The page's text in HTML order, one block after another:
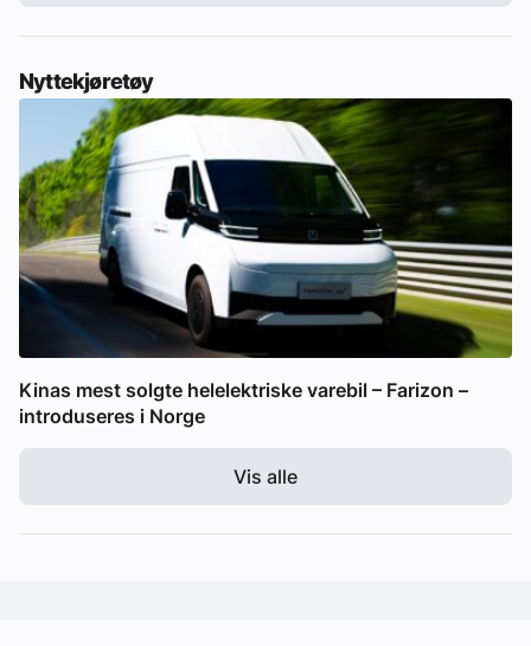
Nyttekjøretøy
Kinas mest solgte helelektriske varebil – Farizon –
introduseres i Norge
Vis alle